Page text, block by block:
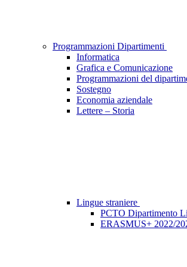
Programmazioni Dipartimenti
Informatica
Grafica e Comunicazione
Programmazioni del
Sostegno
Economia aziendale
Lettere – Storia
Lingue straniere
PCTO Dipartimento
ERASMUS+ 2022/